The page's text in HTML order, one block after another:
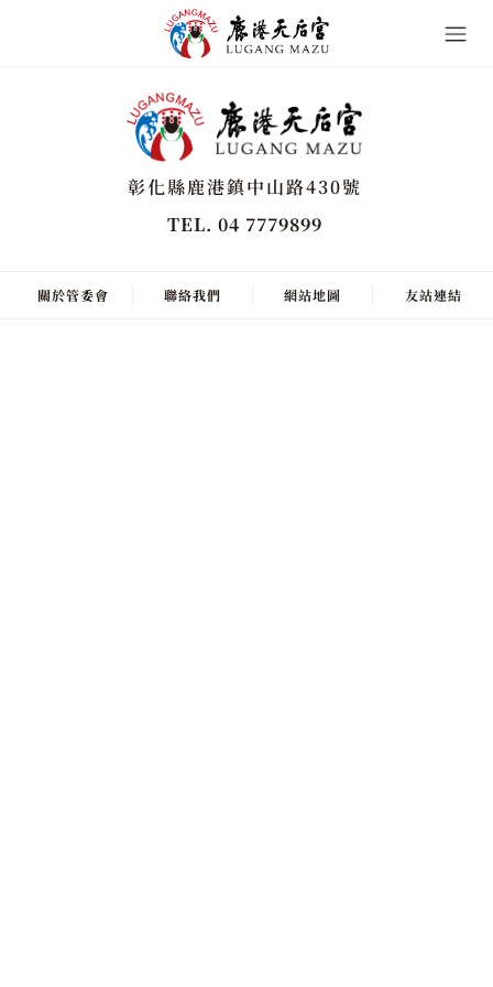
彰化縣鹿港鎮中山路430號
TEL. 04 7779899
關於管委會 聯絡我們 網站地圖 友站連結